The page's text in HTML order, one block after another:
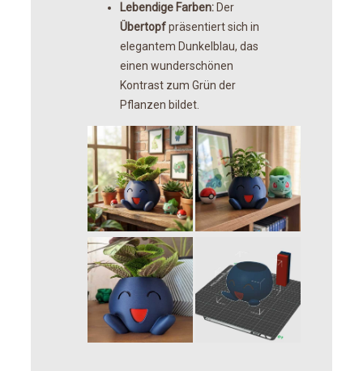
Lebendige Farben: Der
Übertopfpräsentiert sich in
elegantem Dunkelblau, das
einen wunderschönen
Kontrast zum Grün der
Pflanzen bildet.